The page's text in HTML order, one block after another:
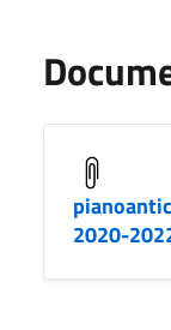
2020-